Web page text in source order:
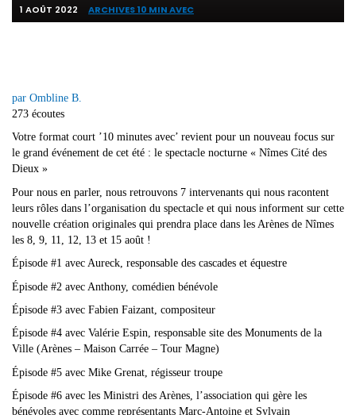
1 AOÛT 2022 ARCHIVES 10 MIN AVEC
par Ombline B.
273 écoutes
Votre format court ’10 minutes avec’ revient pour un nouveau focus sur
le grand événement de cet été : le spectacle nocturne « Nîmes Cité des
Dieux »
Pour nous en parler, nous retrouvons 7 intervenants qui nous racontent
leurs rôles dans l’organisation du spectacle et qui nous informent sur cette
nouvelle création originales qui prendra place dans les Arènes de Nîmes
les 8, 9, 11, 12, 13 et 15 août !
Épisode #1 avec Aureck, responsable des cascades et équestre
Épisode #2 avec Anthony, comédien bénévole
Épisode #3 avec Fabien Faizant, compositeur
Épisode #4 avec Valérie Espin, responsable site des Monuments de la
Ville (Arènes – Maison Carrée – Tour Magne)
Épisode #5 avec Mike Grenat, régisseur troupe
Épisode #6 avec les Ministri des Arènes, l’association qui gère les
bénévoles avec comme représentants Marc-Antoine et Sylvain